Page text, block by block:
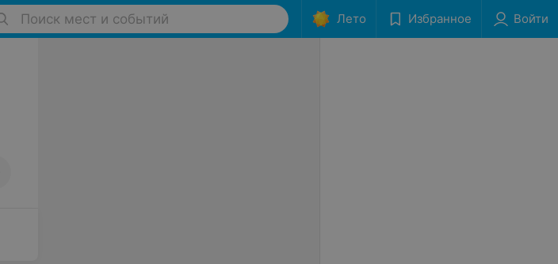
Поиск мест и событий Лето Избранное Войти